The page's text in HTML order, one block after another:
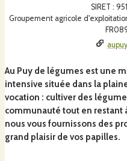
SIRET :
Groupement agricole
Au Puy de légumes est une
intensive située dans la
vocation : cultiver des
communauté tout en restant
nous vous fournissons des
grand plaisir de vos papilles.